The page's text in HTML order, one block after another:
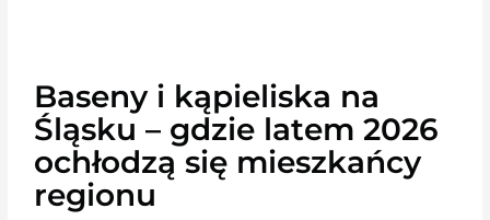
Baseny i kąpieliska na
Śląsku – gdzie latem 2026
ochłodzą się mieszkańcy
regionu